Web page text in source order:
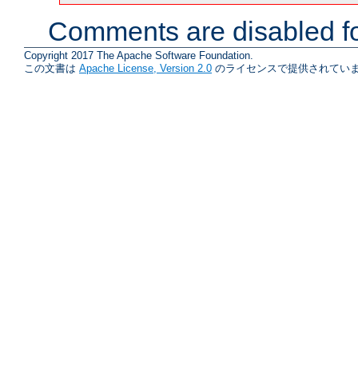
Comments are disabled
Copyright 2017 The Apache Software Foundation.
この文書は Apache License, Version 2.0 のライセンスで提供されてい